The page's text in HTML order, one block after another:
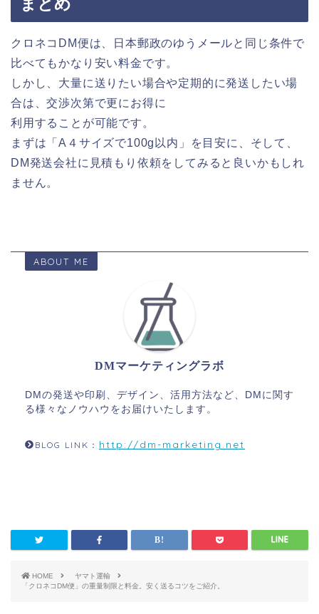
クロネコDM便は、日本郵政のゆうメールと同じ条件で
比べてもかなり安い料金です。
しかし、大量に送りたい場合や定期的に発送したい場
合は、交渉次第で更にお得に
利用することが可能です。
まずは「A４サイズで100g以内」を目安に、そして、
DM発送会社に見積もり依頼をしてみると良いかもしれ
ません。
ABOUT ME
DMマーケティングラボ
DMの発送や印刷、デザイン、活用方法など、DMに関す
る様々なノウハウをお届けいたします。
BLOG LINK： http://dm-marketing.net
HOME
ヤマト運輸
「クロネコDM便」の重量制限と料金。安く送るコツをご紹介。